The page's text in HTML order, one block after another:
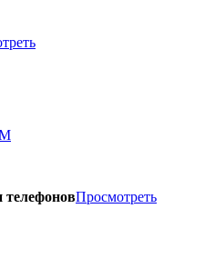
телефоновПросмотреть